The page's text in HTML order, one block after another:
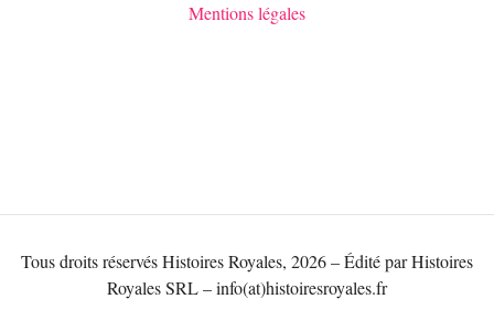
Mentions légales
Tous droits réservés Histoires Royales, 2026 – Édité par Histoires
Royales SRL – info(at)histoiresroyales.fr